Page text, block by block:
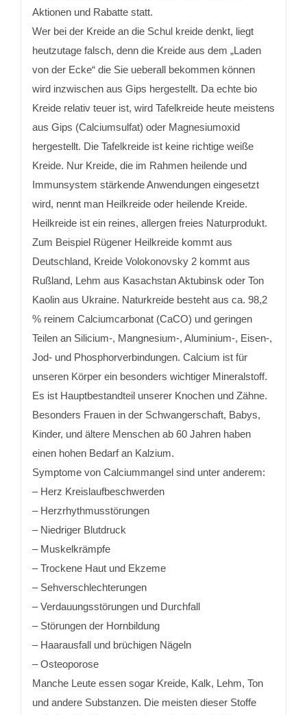
Aktionen und Rabatte statt.
Wer bei der Kreide an die Schul kreide denkt, liegt
heutzutage falsch, denn die Kreide aus dem „Laden
von der Ecke“ die Sie ueberall bekommen können
wird inzwischen aus Gips hergestellt. Da echte bio
Kreide relativ teuer ist, wird Tafelkreide heute meistens
aus Gips (Calciumsulfat) oder Magnesiumoxid
hergestellt. Die Tafelkreide ist keine richtige weiße
Kreide. Nur Kreide, die im Rahmen heilende und
Immunsystem stärkende Anwendungen eingesetzt
wird, nennt man Heilkreide oder heilende Kreide.
Heilkreide ist ein reines, allergen freies Naturprodukt.
Zum Beispiel Rügener Heilkreide kommt aus
Deutschland, Kreide Volokonovsky 2 kommt aus
Rußland, Lehm aus Kasachstan Aktubinsk oder Ton
Kaolin aus Ukraine. Naturkreide besteht aus ca. 98,2
% reinem Calciumcarbonat (CaCO) und geringen
Teilen an Silicium-, Mangnesium-, Aluminium-, Eisen-,
Jod- und Phosphorverbindungen. Calcium ist für
unseren Körper ein besonders wichtiger Mineralstoff.
Es ist Hauptbestandteil unserer Knochen und Zähne.
Besonders Frauen in der Schwangerschaft, Babys,
Kinder, und ältere Menschen ab 60 Jahren haben
einen hohen Bedarf an Kalzium.
Symptome von Calciummangel sind unter anderem:
– Herz Kreislaufbeschwerden
– Herzrhythmusstörungen
– Niedriger Blutdruck
– Muskelkrämpfe
– Trockene Haut und Ekzeme
– Sehverschlechterungen
– Verdauungsstörungen und Durchfall
– Störungen der Hornbildung
– Haarausfall und brüchigen Nägeln
– Osteoporose
Manche Leute essen sogar Kreide, Kalk, Lehm, Ton
und andere Substanzen. Die meisten dieser Stoffe